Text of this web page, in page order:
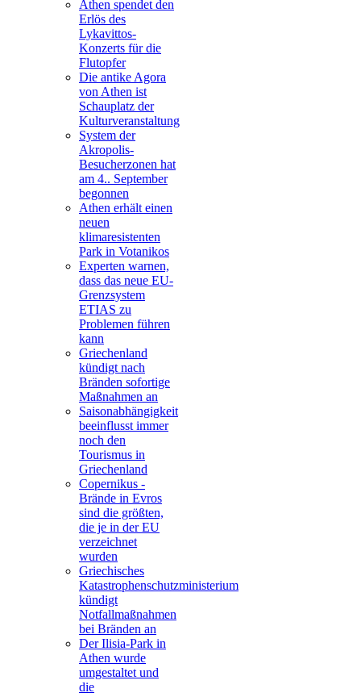
Athen spendet den
Erlös des
Lykavittos-
Konzerts für die
Flutopfer
Die antike Agora
von Athen ist
Schauplatz der
Kulturveranstaltung
System der
Akropolis-
Besucherzonen hat
am 4.. September
begonnen
Athen erhält einen
neuen
klimaresistenten
Park in Votanikos
Experten warnen,
dass das neue EU-
Grenzsystem
ETIAS zu
Problemen führen
kann
Griechenland
kündigt nach
Bränden sofortige
Maßnahmen an
Saisonabhängigkeit
beeinflusst immer
noch den
Tourismus in
Griechenland
Copernikus -
Brände in Evros
sind die größten,
die je in der EU
verzeichnet
wurden
Griechisches
Katastrophenschutzministerium
kündigt
Notfallmaßnahmen
bei Bränden an
Der Ilisia-Park in
Athen wurde
umgestaltet und
die